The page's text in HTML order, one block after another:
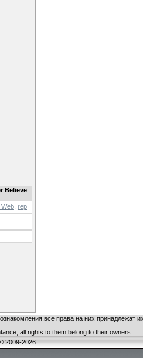
Believe
Web rep
права на них принадлежат
all rights to them belong to their owners.
2009-2026